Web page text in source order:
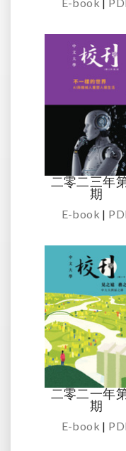
二零二三年
期
E-book |
二零二一年
期
E-book |